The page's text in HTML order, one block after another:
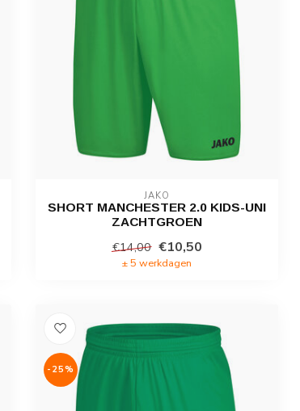
JAKO
SHORT MANCHESTER 2.0 KIDS-UNI
ZACHTGROEN
€14,00 €10,50
± 5 werkdagen
-25%